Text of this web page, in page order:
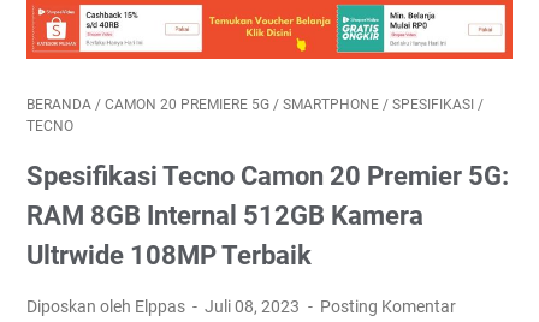
BERANDA / CAMON 20 PREMIERE 5G / SMARTPHONE / SPESIFIKASI /
TECNO
Spesifikasi Tecno Camon 20 Premier 5G:
RAM 8GB Internal 512GB Kamera
Ultrwide 108MP Terbaik
Diposkan oleh Elppas Juli 08, 2023 Posting Komentar